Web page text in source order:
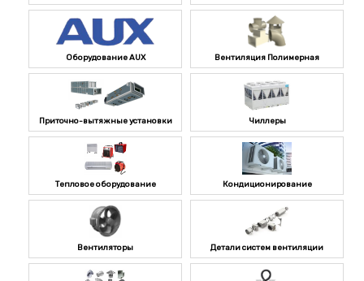
Оборудование AUX Вентиляция Полимерная
Приточно-вытяжные установки Чиллеры
Тепловое оборудование Кондиционирование
Вентиляторы Детали систем вентиляции